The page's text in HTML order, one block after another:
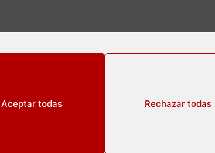
Aceptar todas Rechazar todas